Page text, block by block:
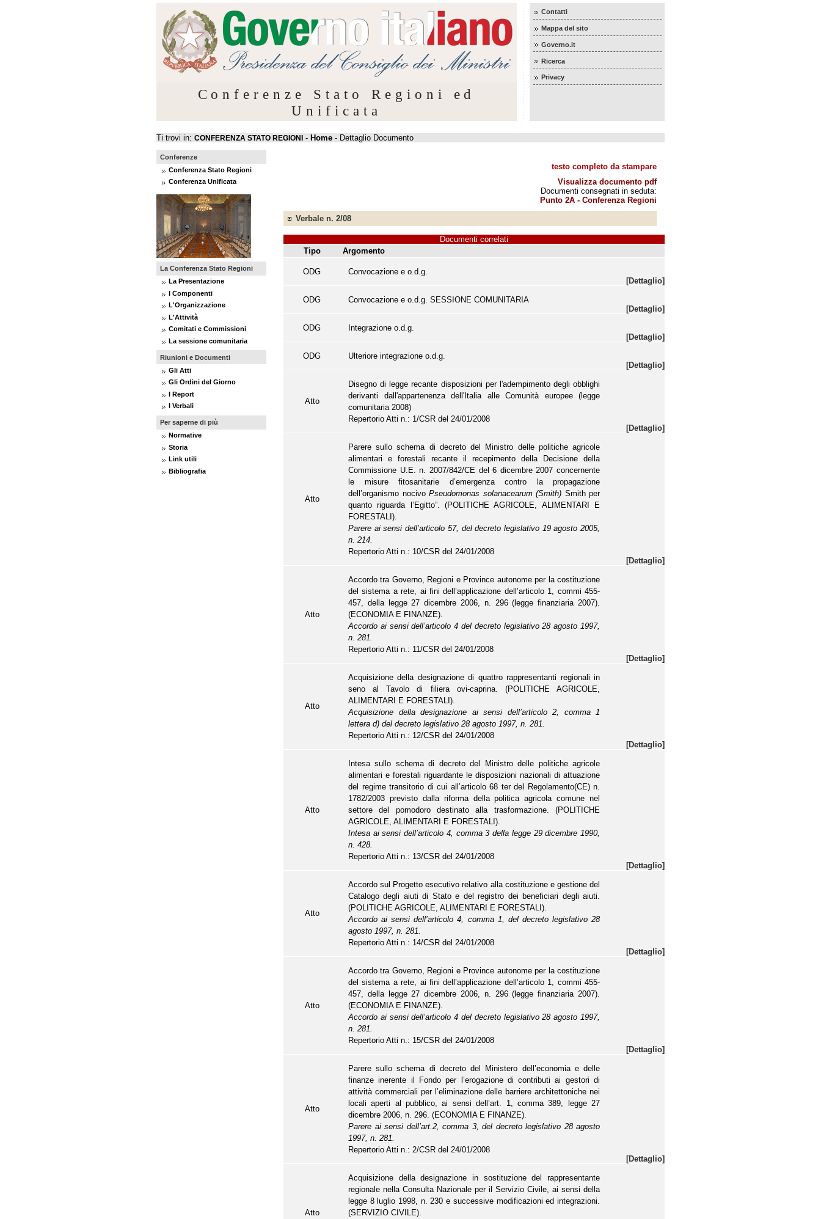
Conferenze Stato Regioni ed
Unificata
Contatti
Mappa del sito
Governo.it
Ricerca
Privacy
Ti trovi in: CONFERENZA STATO REGIONI - Home - Dettaglio Documento
Conferenze
Conferenza Stato Regioni
Conferenza Unificata
La Conferenza Stato Regioni
La Presentazione
I Componenti
L'Organizzazione
L'Attività
Comitati e Commissioni
La sessione comunitaria
Riunioni e Documenti
Gli Atti
Gli Ordini del Giorno
I Report
I Verbali
Per saperne di più
Normative
Storia
Link utili
Bibliografia
testo completo da stampare
Visualizza documento pdf
Documenti consegnati in seduta:
Punto 2A - Conferenza Regioni
Verbale n. 2/08
Documenti correlati
Tipo
Argomento
ODG
Convocazione e o.d.g.
[Dettaglio]
ODG
Convocazione e o.d.g. SESSIONE COMUNITARIA
[Dettaglio]
ODG
Integrazione o.d.g.
[Dettaglio]
ODG
Ulteriore integrazione o.d.g.
[Dettaglio]
Atto
Disegno di legge recante disposizioni per l'adempimento degli obblighi
derivanti dall'appartenenza dell'Italia alle Comunità europee (legge
comunitaria 2008)
Repertorio Atti n.: 1/CSR del 24/01/2008
[Dettaglio]
Atto
Parere sullo schema di decreto del Ministro delle politiche agricole
alimentari e forestali recante il recepimento della Decisione della
Commissione U.E. n. 2007/842/CE del 6 dicembre 2007 concernente
le misure fitosanitarie d’emergenza contro la propagazione
dell’organismo nocivo Pseudomonas solanacearum (Smith) Smith per
quanto riguarda l’Egitto”. (POLITICHE AGRICOLE, ALIMENTARI E
FORESTALI).
Parere ai sensi dell’articolo 57, del decreto legislativo 19 agosto 2005,
n. 214.
Repertorio Atti n.: 10/CSR del 24/01/2008
[Dettaglio]
Atto
Accordo tra Governo, Regioni e Province autonome per la costituzione
del sistema a rete, ai fini dell’applicazione dell’articolo 1, commi 455-
457, della legge 27 dicembre 2006, n. 296 (legge finanziaria 2007).
(ECONOMIA E FINANZE).
Accordo ai sensi dell’articolo 4 del decreto legislativo 28 agosto 1997,
n. 281.
Repertorio Atti n.: 11/CSR del 24/01/2008
[Dettaglio]
Atto
Acquisizione della designazione di quattro rappresentanti regionali in
seno al Tavolo di filiera ovi-caprina. (POLITICHE AGRICOLE,
ALIMENTARI E FORESTALI).
Acquisizione della designazione ai sensi dell’articolo 2, comma 1
lettera d) del decreto legislativo 28 agosto 1997, n. 281.
Repertorio Atti n.: 12/CSR del 24/01/2008
[Dettaglio]
Atto
Intesa sullo schema di decreto del Ministro delle politiche agricole
alimentari e forestali riguardante le disposizioni nazionali di attuazione
del regime transitorio di cui all’articolo 68 ter del Regolamento(CE) n.
1782/2003 previsto dalla riforma della politica agricola comune nel
settore del pomodoro destinato alla trasformazione. (POLITICHE
AGRICOLE, ALIMENTARI E FORESTALI).
Intesa ai sensi dell’articolo 4, comma 3 della legge 29 dicembre 1990,
n. 428.
Repertorio Atti n.: 13/CSR del 24/01/2008
[Dettaglio]
Atto
Accordo sul Progetto esecutivo relativo alla costituzione e gestione del
Catalogo degli aiuti di Stato e del registro dei beneficiari degli aiuti.
(POLITICHE AGRICOLE, ALIMENTARI E FORESTALI).
Accordo ai sensi dell’articolo 4, comma 1, del decreto legislativo 28
agosto 1997, n. 281.
Repertorio Atti n.: 14/CSR del 24/01/2008
[Dettaglio]
Atto
Accordo tra Governo, Regioni e Province autonome per la costituzione
del sistema a rete, ai fini dell’applicazione dell’articolo 1, commi 455-
457, della legge 27 dicembre 2006, n. 296 (legge finanziaria 2007).
(ECONOMIA E FINANZE).
Accordo ai sensi dell’articolo 4 del decreto legislativo 28 agosto 1997,
n. 281.
Repertorio Atti n.: 15/CSR del 24/01/2008
[Dettaglio]
Atto
Parere sullo schema di decreto del Ministero dell’economia e delle
finanze inerente il Fondo per l’erogazione di contributi ai gestori di
attività commerciali per l’eliminazione delle barriere architettoniche nei
locali aperti al pubblico, ai sensi dell’art. 1, comma 389, legge 27
dicembre 2006, n. 296. (ECONOMIA E FINANZE).
Parere ai sensi dell’art.2, comma 3, del decreto legislativo 28 agosto
1997, n. 281.
Repertorio Atti n.: 2/CSR del 24/01/2008
[Dettaglio]
Atto
Acquisizione della designazione in sostituzione del rappresentante
regionale nella Consulta Nazionale per il Servizio Civile, ai sensi della
legge 8 luglio 1998, n. 230 e successive modificazioni ed integrazioni.
(SERVIZIO CIVILE).